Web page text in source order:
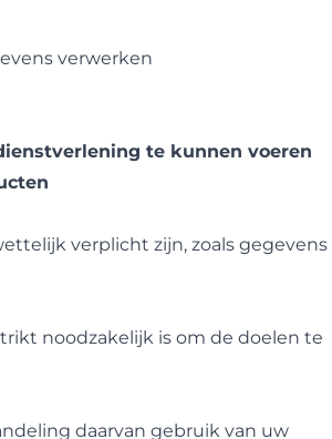
verwerken
te kunnen voeren
verplicht zijn, zoals gegevens
noodzakelijk is om de doelen te
daarvan gebruik van uw